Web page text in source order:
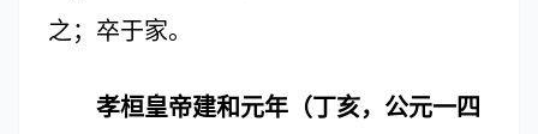
之；卒于家。
孝桓皇帝建和元年（丁亥，公元一四